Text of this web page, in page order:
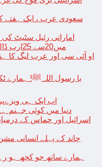
اماراتی رئیل سٹیٹ
میں20سے 25ارب ڈالرز کی سرمایہ کاری کا اعلان
او آئی سی اور عرب لیگ کا
اب ایک ہی ویزےپر6خلیجی ممالک کاسفر ممکن
دنیا میں کوئی جہنم
اسرائیل اور حماس کے
ہمارے ساتھ جو کچھ ہو